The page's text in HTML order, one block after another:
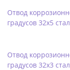
Отвод
градусов 32х5
Отвод
градусов 32х3